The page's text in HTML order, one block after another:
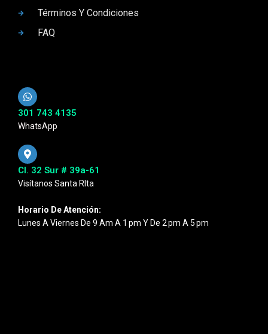
Términos Y Condiciones
FAQ
301 743 4135
WhatsApp
Cl. 32 Sur # 39a-61
Visítanos Santa RIta
Horario De Atención:
Lunes A Viernes De 9 Am A 1 Pm Y De 2 Pm A 5 Pm